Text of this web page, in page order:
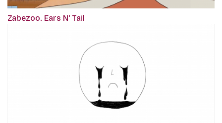
Zabezoo. Ears N' Tail